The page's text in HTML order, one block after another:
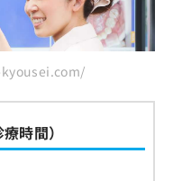
時間）